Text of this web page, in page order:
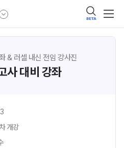
BETA
& 러셀 내신 전임 강사진
사 대비 강좌
개강